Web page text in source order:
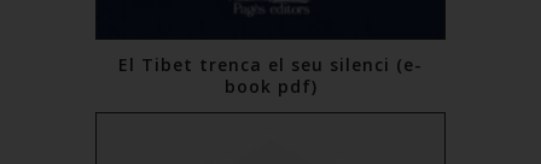
El Tibet trenca el seu silenci (e-
book pdf)
€10.24